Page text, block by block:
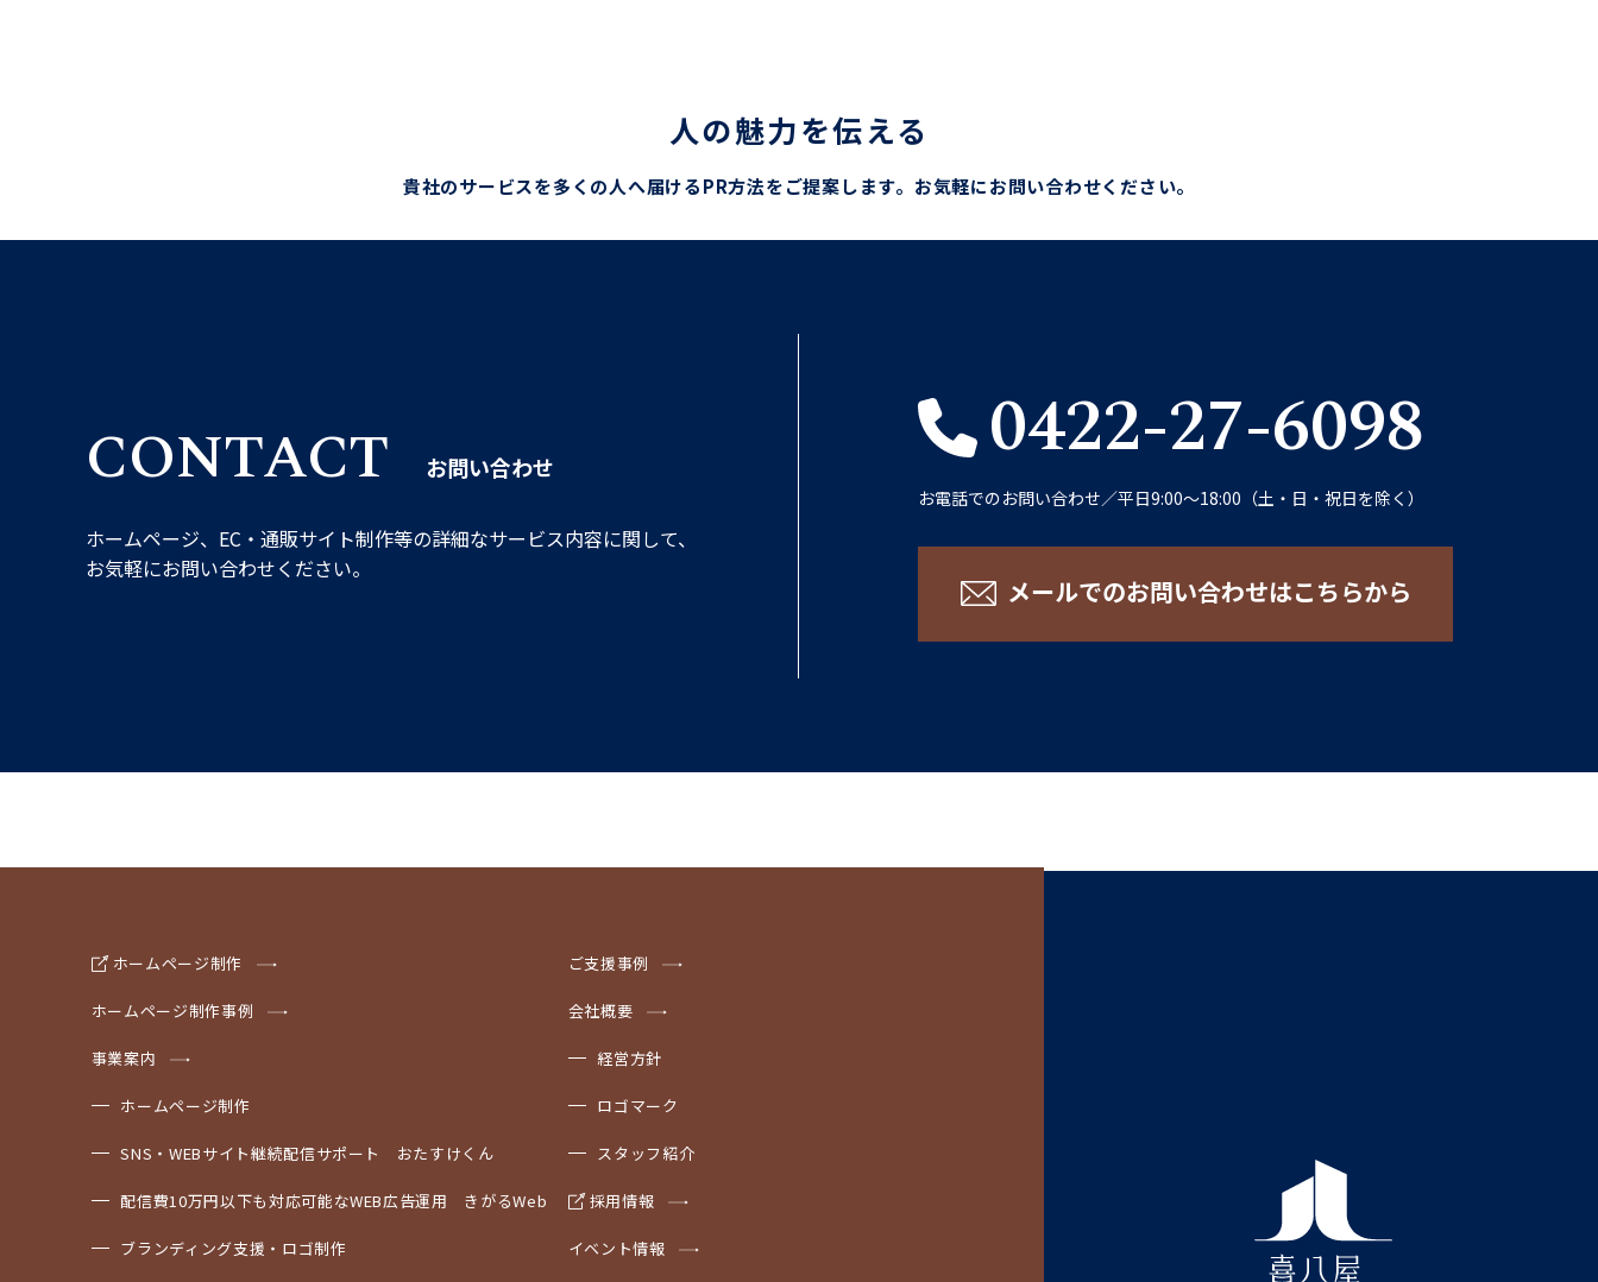
人の魅力を伝える
貴社のサービスを多くの人へ届けるPR方法をご提案します。 お気軽にお問い合わせください。
CONTACT お問い合わせ
ホームページ、EC・通販サイト制作等の詳細なサービス内容に関して、
お気軽にお問い合わせください。
0422-27-6098
お電話でのお問い合わせ／平日9:00〜18:00（土・日・祝日を除く）
メールでのお問い合わせはこちらから
ホームページ制作
ホームページ制作事例
事業案内
ホームページ制作
SNS・WEBサイト継続配信サポート おたすけくん
配信費10万円以下も対応可能なWEB広告運用 きがるWeb
ブランディング支援・ロゴ制作
ご支援事例
会社概要
経営方針
ロゴマーク
スタッフ紹介
採用情報
イベント情報